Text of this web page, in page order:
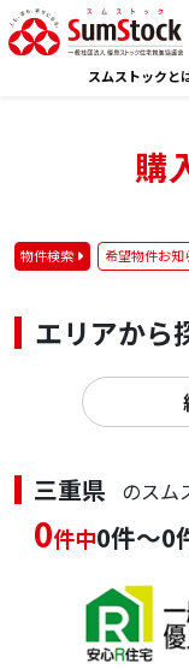
スムストックと
購
物件検索 希望物件お知
エリアから
三重県 のスム
0件中0件～0